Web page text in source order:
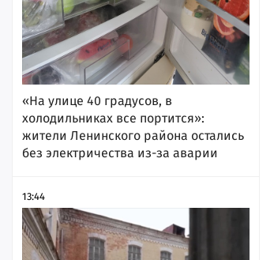
«На улице 40 градусов, в
холодильниках все портится»:
жители Ленинского района остались
без электричества из-за аварии
13:44